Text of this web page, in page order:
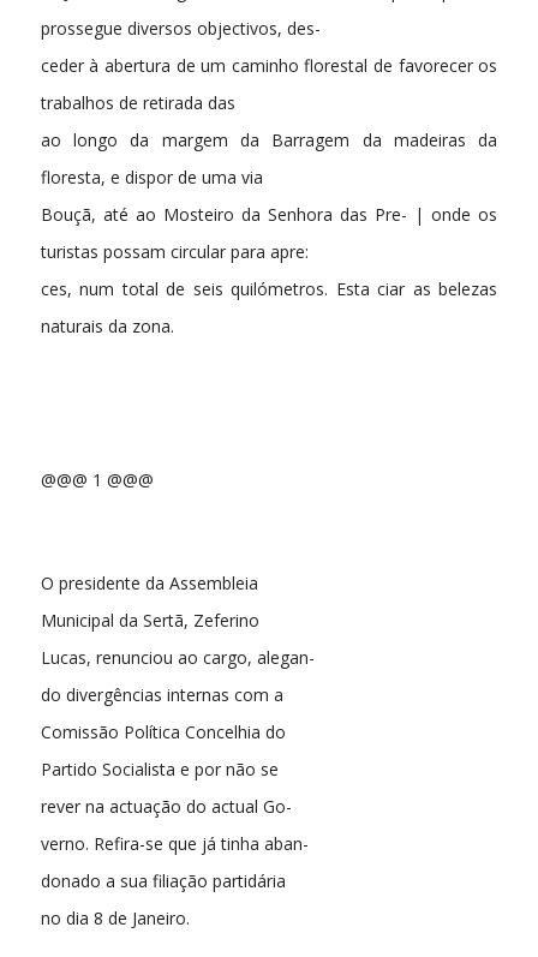
prossegue diversos objectivos, des-
ceder à abertura de um caminho florestal de favorecer os
trabalhos de retirada das
ao longo da margem da Barragem da madeiras da
floresta, e dispor de uma via
Bouçã, até ao Mosteiro da Senhora das Pre- | onde os
turistas possam circular para apre:
ces, num total de seis quilómetros. Esta ciar as belezas
naturais da zona.
@@@ 1 @@@
O presidente da Assembleia
Municipal da Sertã, Zeferino
Lucas, renunciou ao cargo, alegan-
do divergências internas com a
Comissão Política Concelhia do
Partido Socialista e por não se
rever na actuação do actual Go-
verno. Refira-se que já tinha aban-
donado a sua filiação partidária
no dia 8 de Janeiro.